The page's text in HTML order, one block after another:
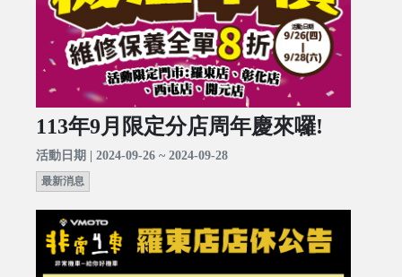
113年9月限定分店周年慶來囉!
活動日期 | 2024-09-26 ~ 2024-09-28
最新消息